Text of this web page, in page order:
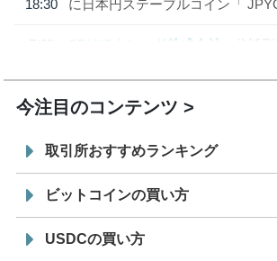
18:30
に日本円ステーブルコイン「
7/29
SBI VCトレード株式会社
信託
今注目のコンテンツ
取引所おすすめランキング
ビットコインの買い方
USDCの買い方